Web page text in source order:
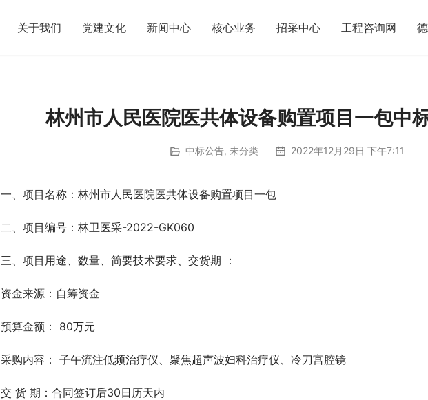
关于我们 党建文化 新闻中心 核心业务 招采中心 工程咨询网
林州市人民医院医共体设备购置项目一包中
中标公告, 未分类 2022年12月29日 下午7:11
一、项目名称：林州市人民医院医共体设备购置项目一包
二、项目编号：林卫医采-2022-GK060
三、项目用途、数量、简要技术要求、交货期 ：
资金来源：自筹资金
预算金额： 80万元
采购内容： 子午流注低频治疗仪、聚焦超声波妇科治疗仪、冷刀宫腔镜
交 货 期：合同签订后30日历天内